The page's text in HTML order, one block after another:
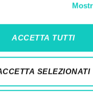
ACCETTA TUTTI
SELEZIONATI
Movement is
and
in the